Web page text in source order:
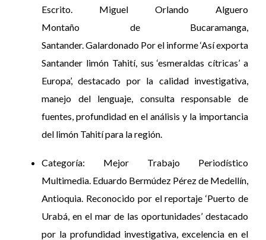
Escrito. Miguel Orlando Alguero
Montaño de Bucaramanga,
Santander. Galardonado Por el informe ‘Así exporta
Santander limón Tahití, sus ‘esmeraldas cítricas’ a
Europa’, destacado por la calidad investigativa,
manejo del lenguaje, consulta responsable de
fuentes, profundidad en el análisis y la importancia
del limón Tahití para la región.
Categoría: Mejor Trabajo Periodístico
Multimedia. Eduardo Bermúdez Pérez de Medellín,
Antioquia. Reconocido por el reportaje ‘Puerto de
Urabá, en el mar de las oportunidades’ destacado
por la profundidad investigativa, excelencia en el